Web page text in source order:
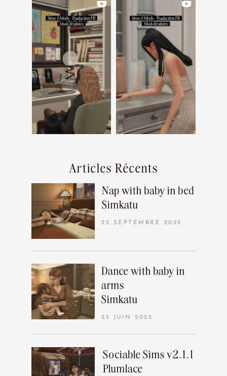
Articles Récents
Nap with baby in bed
Simkatu
22 SEPTEMBRE 2025
Dance with baby in
arms
Simkatu
25 JUIN 2025
Sociable Sims v2.1.1
Plumlace